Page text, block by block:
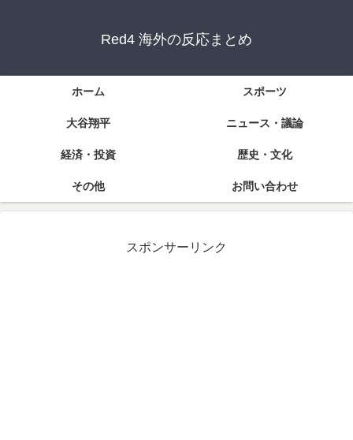
Red4 海外の反応まとめ
ホーム スポーツ
大谷翔平 ニュース・議論
経済・投資 歴史・文化
その他 お問い合わせ
スポンサーリンク